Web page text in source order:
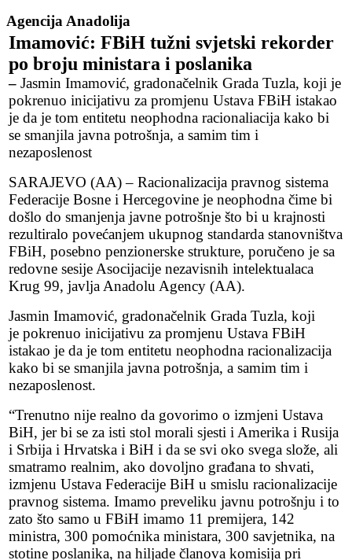
Agencija Anadolija
Imamović: FBiH tužni svjetski rekorder
po broju ministara i poslanika
– Jasmin Imamović, gradonačelnik Grada Tuzla, koji je
pokrenuo inicijativu za promjenu Ustava FBiH istakao
je da je tom entitetu neophodna racionaliacija kako bi
se smanjila javna potrošnja, a samim tim i
nezaposlenost
SARAJEVO (AA) – Racionalizacija pravnog sistema
Federacije Bosne i Hercegovine je neophodna čime bi
došlo do smanjenja javne potrošnje što bi u krajnosti
rezultiralo povećanjem ukupnog standarda stanovništva
FBiH, posebno penzionerske strukture, poručeno je sa
redovne sesije Asocijacije nezavisnih intelektualaca
Krug 99, javlja Anadolu Agency (AA).
Jasmin Imamović, gradonačelnik Grada Tuzla, koji
je pokrenuo inicijativu za promjenu Ustava FBiH
istakao je da je tom entitetu neophodna racionalizacija
kako bi se smanjila javna potrošnja, a samim tim i
nezaposlenost.
“Trenutno nije realno da govorimo o izmjeni Ustava
BiH, jer bi se za isti stol morali sjesti i Amerika i Rusija
i Srbija i Hrvatska i BiH i da se svi oko svega slože, ali
smatramo realnim, ako dovoljno građana to shvati,
izmjenu Ustava Federacije BiH u smislu racionalizacije
pravnog sistema. Imamo preveliku javnu potrošnju i to
zato što samo u FBiH imamo 11 premijera, 142
ministra, 300 pomoćnika ministara, 300 savjetnika, na
stotine poslanika, na hiljade članova komisija pri